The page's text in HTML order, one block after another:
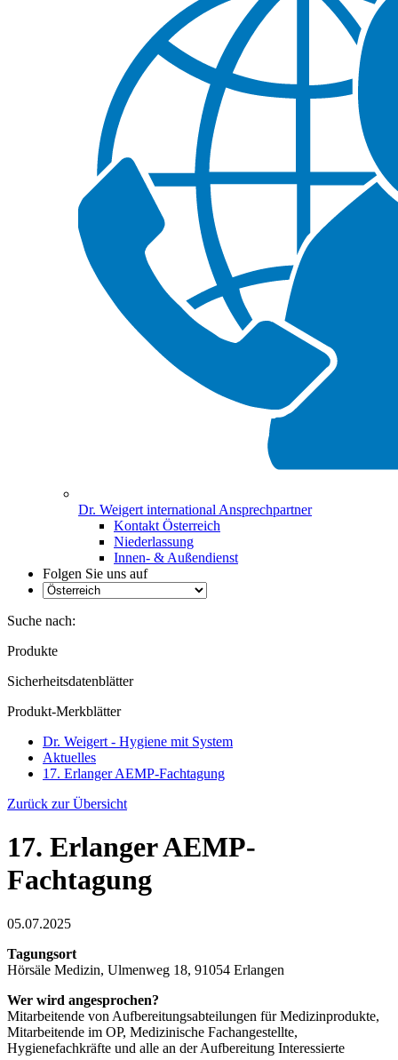
Dr. Weigert international Ansprechpartner
Kontakt Österreich
Niederlassung
Innen- & Außendienst
Folgen Sie uns auf
Suche nach:
Produkte
Sicherheitsdatenblätter
Produkt-Merkblätter
Dr. Weigert - Hygiene mit System
Aktuelles
17. Erlanger AEMP-Fachtagung
Zurück zur Übersicht
17. Erlanger AEMP-
Fachtagung
05.07.2025
Tagungsort
Hörsäle Medizin, Ulmenweg 18, 91054 Erlangen
Wer wird angesprochen?
Mitarbeitende von Aufbereitungsabteilungen für Medizinprodukte,
Mitarbeitende im OP, Medizinische Fachangestellte,
Hygienefachkräfte und alle an der Aufbereitung Interessierte